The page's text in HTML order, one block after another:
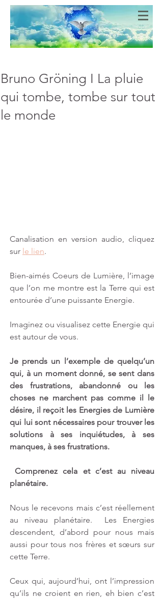
Bien-Aimés
COEURS DE LUMIERE
Bruno Gröning I La pluie
qui tombe, tombe sur tout
le monde
Canalisation en version audio, cliquez
sur le lien.
Bien-aimés Coeurs de Lumière, l’image
que l’on me montre est la Terre qui est
entourée d’une puissante Energie.
Imaginez ou visualisez cette Energie qui
est autour de vous.
Je prends un l’exemple de quelqu’un
qui, à un moment donné, se sent dans
des frustrations, abandonné ou les
choses ne marchent pas comme il le
désire, il reçoit les Energies de Lumière
qui lui sont nécessaires pour trouver les
solutions à ses inquiétudes, à ses
manques, à ses frustrations.
Comprenez cela et c’est au niveau
planétaire.
Nous le recevons mais c’est réellement
au niveau planétaire.  Les Energies
descendent, d’abord pour nous mais
aussi pour tous nos frères et sœurs sur
cette Terre.
Ceux qui, aujourd’hui, ont l’impression
qu’ils ne croient en rien, eh bien c’est